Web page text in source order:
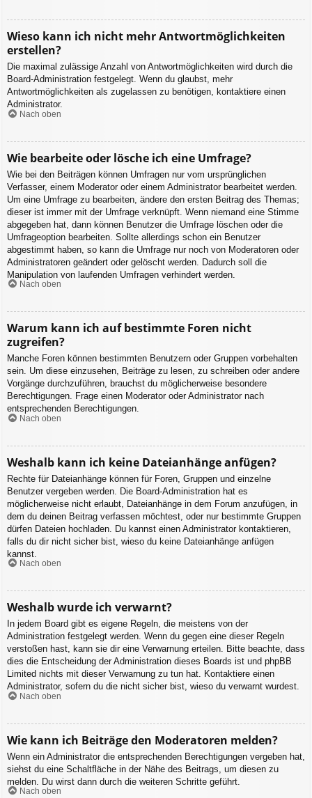
Wieso kann ich nicht mehr Antwortmöglichkeiten
erstellen?
Die maximal zulässige Anzahl von Antwortmöglichkeiten wird durch die
Board-Administration festgelegt. Wenn du glaubst, mehr
Antwortmöglichkeiten als zugelassen zu benötigen, kontaktiere einen
Administrator.
Nach oben
Wie bearbeite oder lösche ich eine Umfrage?
Wie bei den Beiträgen können Umfragen nur vom ursprünglichen
Verfasser, einem Moderator oder einem Administrator bearbeitet werden.
Um eine Umfrage zu bearbeiten, ändere den ersten Beitrag des Themas;
dieser ist immer mit der Umfrage verknüpft. Wenn niemand eine Stimme
abgegeben hat, dann können Benutzer die Umfrage löschen oder die
Umfrageoption bearbeiten. Sollte allerdings schon ein Benutzer
abgestimmt haben, so kann die Umfrage nur noch von Moderatoren oder
Administratoren geändert oder gelöscht werden. Dadurch soll die
Manipulation von laufenden Umfragen verhindert werden.
Nach oben
Warum kann ich auf bestimmte Foren nicht
zugreifen?
Manche Foren können bestimmten Benutzern oder Gruppen vorbehalten
sein. Um diese einzusehen, Beiträge zu lesen, zu schreiben oder andere
Vorgänge durchzuführen, brauchst du möglicherweise besondere
Berechtigungen. Frage einen Moderator oder Administrator nach
entsprechenden Berechtigungen.
Nach oben
Weshalb kann ich keine Dateianhänge anfügen?
Rechte für Dateianhänge können für Foren, Gruppen und einzelne
Benutzer vergeben werden. Die Board-Administration hat es
möglicherweise nicht erlaubt, Dateianhänge in dem Forum anzufügen, in
dem du deinen Beitrag verfassen möchtest, oder nur bestimmte Gruppen
dürfen Dateien hochladen. Du kannst einen Administrator kontaktieren,
falls du dir nicht sicher bist, wieso du keine Dateianhänge anfügen
kannst.
Nach oben
Weshalb wurde ich verwarnt?
In jedem Board gibt es eigene Regeln, die meistens von der
Administration festgelegt werden. Wenn du gegen eine dieser Regeln
verstoßen hast, kann sie dir eine Verwarnung erteilen. Bitte beachte, dass
dies die Entscheidung der Administration dieses Boards ist und phpBB
Limited nichts mit dieser Verwarnung zu tun hat. Kontaktiere einen
Administrator, sofern du die nicht sicher bist, wieso du verwarnt wurdest.
Nach oben
Wie kann ich Beiträge den Moderatoren melden?
Wenn ein Administrator die entsprechenden Berechtigungen vergeben hat,
siehst du eine Schaltfläche in der Nähe des Beitrags, um diesen zu
melden. Du wirst dann durch die weiteren Schritte geführt.
Nach oben